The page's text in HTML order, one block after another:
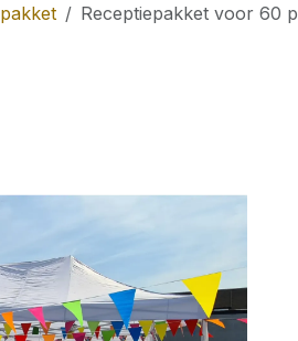
Receptiepakket voor 60